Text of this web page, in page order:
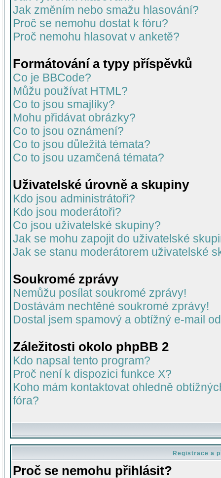
Jak změním nebo smažu hlasování?
Proč se nemohu dostat k fóru?
Proč nemohu hlasovat v anketě?
Formátování a typy příspěvků
Co je BBCode?
Můžu používat HTML?
Co to jsou smajlíky?
Mohu přidávat obrázky?
Co to jsou oznámení?
Co to jsou důležitá témata?
Co to jsou uzamčená témata?
Uživatelské úrovně a skupiny
Kdo jsou administrátoři?
Kdo jsou moderátoři?
Co jsou uživatelské skupiny?
Jak se mohu zapojit do uživatelské
Jak se stanu moderátorem uživatelské
Soukromé zprávy
Nemůžu posílat soukromé zprávy!
Dostávám nechtěné soukromé zprávy!
Dostal jsem spamový a obtížný e-mail
Záležitosti okolo phpBB 2
Kdo napsal tento program?
Proč není k dispozici funkce X?
Koho mám kontaktovat ohledně
fóra?
Registrace a
Proč se nemohu přihlásit?